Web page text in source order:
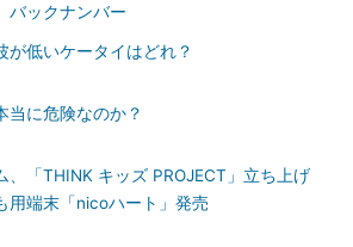
バックナンバー
が低いケータイはどれ？
当に危険なのか？
、「THINK キッズ PROJECT」立ち上げ
端末「nicoハート」発売